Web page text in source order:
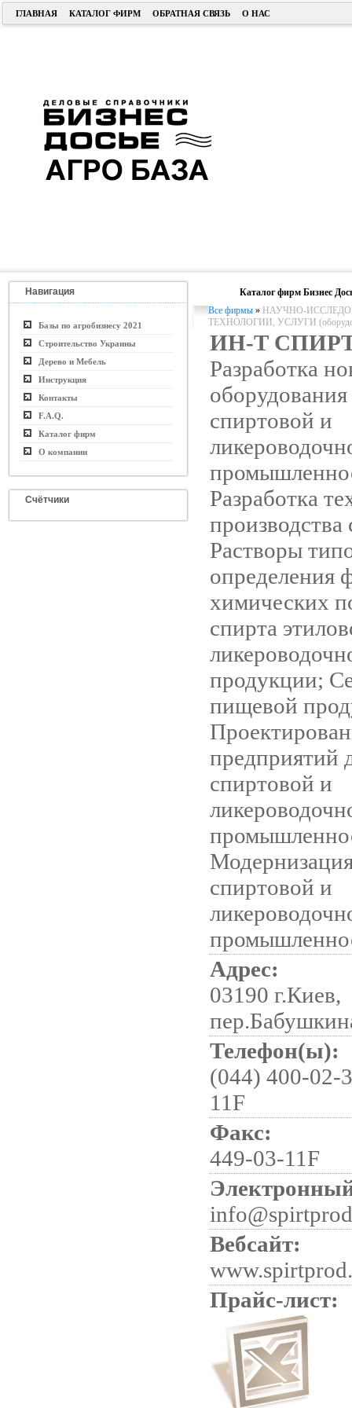
ГЛАВНАЯ КАТАЛОГ ФИРМ ОБРАТНАЯ СВЯЗЬ О НАС
Навигация
Базы по агробизнесу 2021
Строительство Украины
Дерево и Мебель
Инструкция
Контакты
F.A.Q.
Каталог фирм
О компании
Счётчики
Каталог фирм Бизнес
Все фирмы » НАУЧНО-
ТЕХНОЛОГИИ, УСЛУГИ
ИН-Т
Разработка
оборудования
спиртовой и
Разработка
производства
Растворы
определения
химических
спирта
продукции;
пищевой
предприятий
спиртовой и
спиртовой и
Адрес:
03190 г.Киев,
Телефон(ы):
(044) 400-02-
11F
Факс:
449-03-11F
Вебсайт:
Прайс-лист: